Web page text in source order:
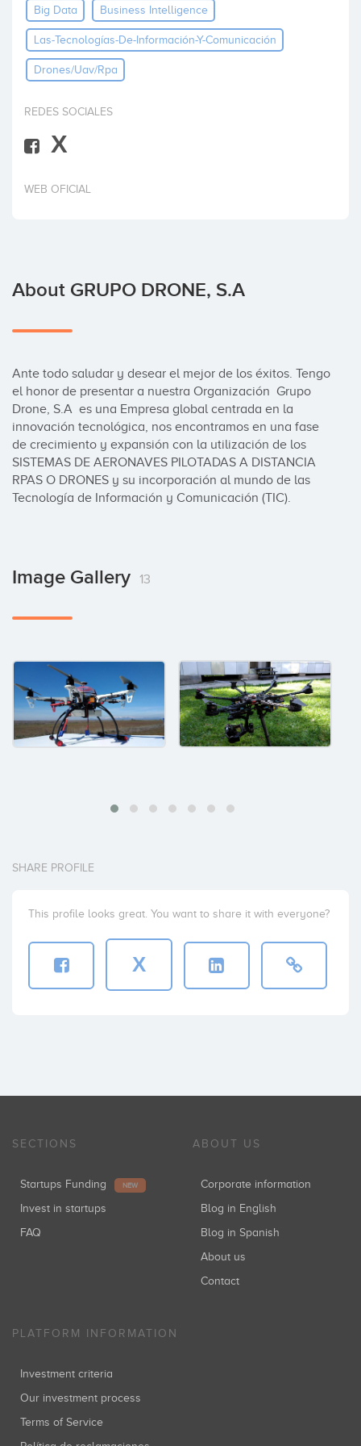
Invest
Big Data Business Intelligence
Las-Tecnologías-De-Información-Y-Comunicación
Drones/uav/rpa
REDES SOCIALES
X
WEB OFICIAL
About GRUPO DRONE, S.A
Ante todo saludar y desear el mejor de los éxitos. Tengo
el honor de presentar a nuestra Organización  Grupo
Drone, S.A  es una Empresa global centrada en la
innovación tecnológica, nos encontramos en una fase
de crecimiento y expansión con la utilización de los
SISTEMAS DE AERONAVES PILOTADAS A DISTANCIA
RPAS O DRONES y su incorporación al mundo de las
Tecnología de Información y Comunicación (TIC).
Image Gallery 13
SHARE PROFILE
This profile looks great. You want to share it with everyone?
X
SECTIONS
Startups Funding NEW
Invest in startups
FAQ
ABOUT US
Corporate information
Blog in English
Blog in Spanish
About us
Contact
PLATFORM INFORMATION
Investment criteria
Our investment process
Terms of Service